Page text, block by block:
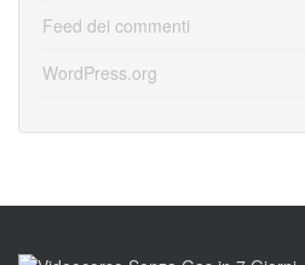
Feed dei commenti
WordPress.org